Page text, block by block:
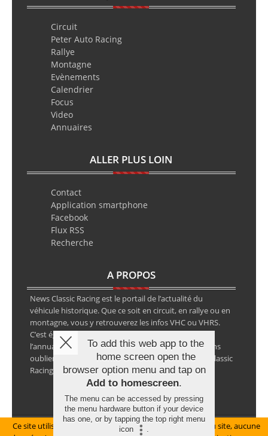
Circuit
Peter Auto Racing
Rallye
Montagne
Evènements
Calendrier
Focus
Video
Annuaires
ALLER PLUS LOIN
Contact
Application smartphone
Facebook
Flux RSS
Recherche
A PROPOS
News Classic Racing est le portail de l’actualité du
véhicule historique. Que ce soit en circuit, en rallye ou en
montagne, vous y retrouverez les infos VHC ou VHRS.
C’est également le calendrier des épreuves ainsi que
l’annuaire des spécialistes de la voiture ancienne, sans
oublier les petites annonces avec notre partenaire Classic
Racing Annonces.
Mentions légales
Ce site utilise des cookies pour le bon fonctionnement du site, aucune
To add this web app to the
home screen open the
browser option menu and tap on
Add to homescreen.
The menu can be accessed by pressing
the menu hardware button if your device
has one, or by tapping the top right menu
icon
.